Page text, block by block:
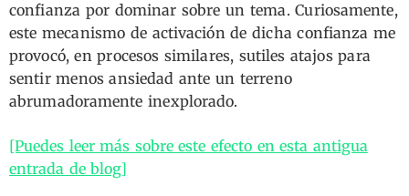
confianza por dominar sobre un tema. Curiosamente,
este mecanismo de activación de dicha confianza me
provocó, en procesos similares, sutiles atajos para
sentir menos ansiedad ante un terreno
abrumadoramente inexplorado.
[Puedes leer más sobre este efecto en esta antigua
entrada de blog]